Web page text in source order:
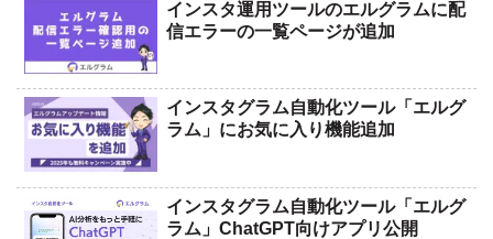
インスタ運用ツールのエルグラムに配
信エラーの一覧ページが追加
インスタグラム自動化ツール「エルグ
ラム」にお気に入り機能追加
インスタグラム自動化ツール「エルグ
ラム」ChatGPT向けアプリ公開